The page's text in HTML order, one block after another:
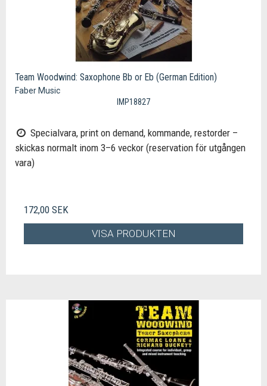
Team Woodwind: Saxophone Bb or Eb (German Edition)
Faber Music
IMP18827
Specialvara, print on demand, kommande, restorder –
skickas normalt inom 3–6 veckor (reservation för utgången
vara)
172,00 SEK
VISA PRODUKTEN